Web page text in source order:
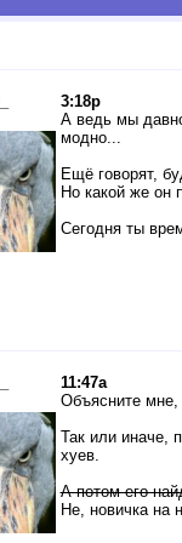
3:18p
А ведь мы
модно...
Ещё говорят,
Но какой же он
Сегодня ты
11:47a
Объясните мне,
Так или иначе,
хуев.
А потом его
Не, новичка на